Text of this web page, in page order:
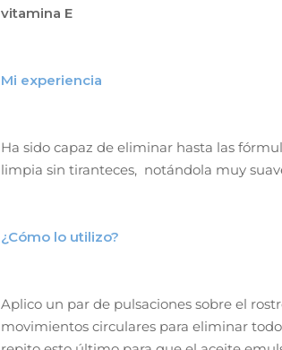
vitamina E
Mi experiencia
Ha sido capaz de eliminar hasta las
limpia sin tiranteces, notándola muy
¿Cómo lo utilizo?
Aplico un par de pulsaciones sobre el
movimientos circulares para eliminar